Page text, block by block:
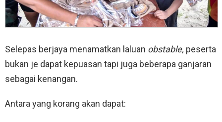
Selepas berjaya menamatkan laluan obstable, peserta
bukan je dapat kepuasan tapi juga beberapa ganjaran
sebagai kenangan.
Antara yang korang akan dapat: